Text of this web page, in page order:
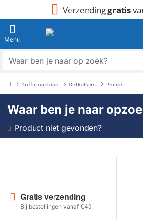
Verzendinggratis
Waar
zoek?
Koffiemachine Ontkalkers Philips
Waar ben je naar
Product niet gevonden?
Model
Gratis verzending
Bij bestellingen vanaf €40